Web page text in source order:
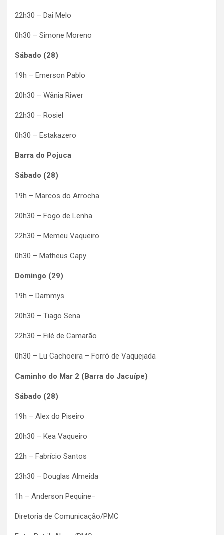
22h30 – Dai Melo
0h30 – Simone Moreno
Sábado (28)
19h – Emerson Pablo
20h30 – Wânia Riwer
22h30 – Rosiel
0h30 – Estakazero
Barra do Pojuca
Sábado (28)
19h – Marcos do Arrocha
20h30 – Fogo de Lenha
22h30 – Memeu Vaqueiro
0h30 – Matheus Capy
Domingo (29)
19h – Dammys
20h30 – Tiago Sena
22h30 – Filé de Camarão
0h30 – Lu Cachoeira – Forró de Vaquejada
Caminho do Mar 2 (Barra do Jacuípe)
Sábado (28)
19h – Alex do Piseiro
20h30 – Kea Vaqueiro
22h – Fabrício Santos
23h30 – Douglas Almeida
1h – Anderson Pequine–
Diretoria de Comunicação/PMC